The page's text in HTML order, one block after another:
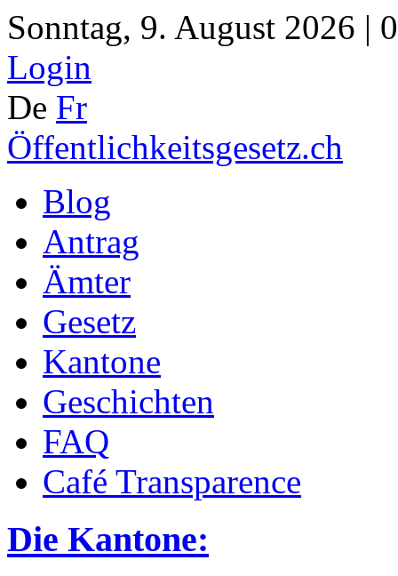
Sonntag, 9. August 2026 |
Login
De Fr
Öffentlichkeitsgesetz.ch
Blog
Antrag
Ämter
Gesetz
Kantone
Geschichten
FAQ
Café Transparence
Die Kantone: